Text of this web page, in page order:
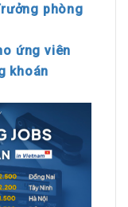
phòng
ứng viên
khoán